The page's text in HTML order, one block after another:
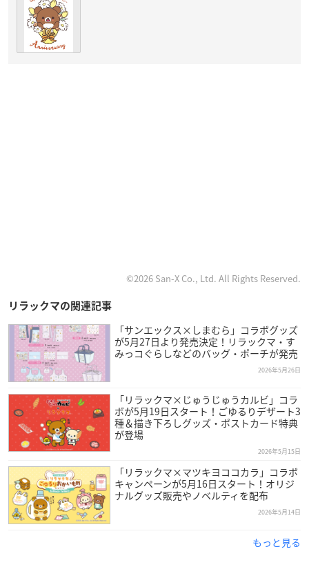
©2026 San-X Co., Ltd. All Rights Reserved.
リラックマの関連記事
「サンエックス×しまむら」コラボグッズ
が5月27日より発売決定！リラックマ・す
みっコぐらしなどのバッグ・ポーチが発売
2026年5月26日
「リラックマ×じゅうじゅうカルビ」コラ
ボが5月19日スタート！ごゆるりデザート3
種＆描き下ろしグッズ・ポストカード特典
が登場
2026年5月15日
「リラックマ×マツキヨココカラ」コラボ
キャンペーンが5月16日スタート！オリジ
ナルグッズ販売やノベルティを配布
2026年5月14日
もっと見る